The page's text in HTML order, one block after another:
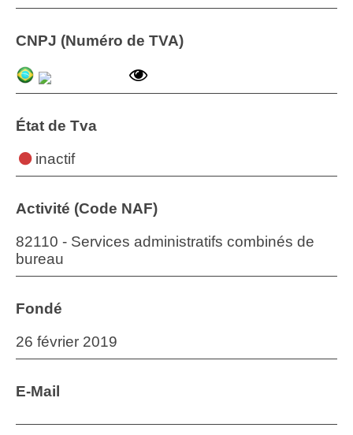
CNPJ (Numéro de TVA)
État de Tva
inactif
Activité (Code NAF)
82110 - Services administratifs combinés de
bureau
Fondé
26 février 2019
E-Mail